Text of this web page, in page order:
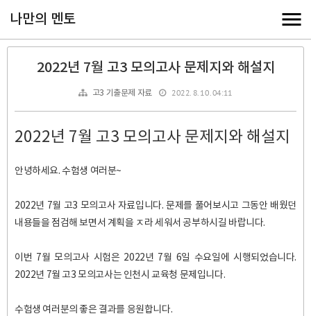
나만의 멘토
2022년 7월 고3 모의고사 문제지와 해설지
고3 기출문제 자료 2022. 8. 10. 04:11
2022년 7월 고3 모의고사 문제지와 해설지
안녕하세요. 수험생 여러분~
2022년 7월 고3 모의고사 자료입니다. 문제를 풀어보시고 그동안 배웠던
내용들을 점검해 보면서 계획을 ㅈ라 세워서 공부하시길 바랍니다.
이번 7월 모의고사 시험은 2022년 7월 6일 수요일에 시행되었습니다.
2022년 7월 고3 모의고사는 인천시 교육청 문제입니다.
수험생 여러분의 좋은 결과를 응원합니다.